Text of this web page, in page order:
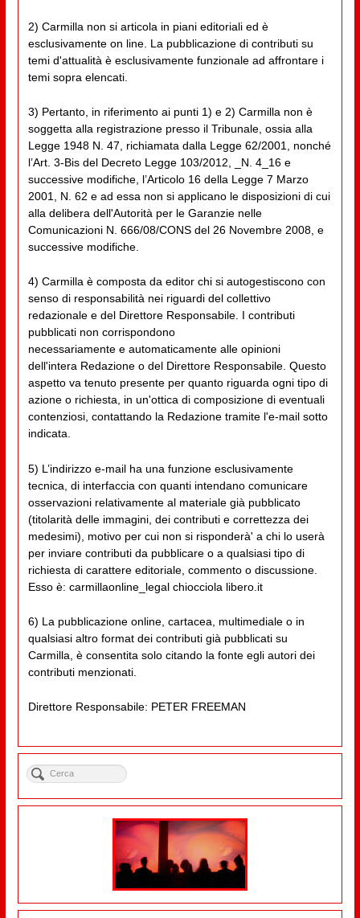
2) Carmilla non si articola in piani editoriali ed è
esclusivamente on line. La pubblicazione di contributi su
temi d'attualità è esclusivamente funzionale ad affrontare i
temi sopra elencati.
3) Pertanto, in riferimento ai punti 1) e 2) Carmilla non è
soggetta alla registrazione presso il Tribunale, ossia alla
Legge 1948 N. 47, richiamata dalla Legge 62/2001, nonché
l’Art. 3-Bis del Decreto Legge 103/2012, _N. 4_16 e
successive modifiche, l’Articolo 16 della Legge 7 Marzo
2001, N. 62 e ad essa non si applicano le disposizioni di cui
alla delibera dell'Autorità per le Garanzie nelle
Comunicazioni N. 666/08/CONS del 26 Novembre 2008, e
successive modifiche.
4) Carmilla è composta da editor chi si autogestiscono con
senso di responsabilità nei riguardi del collettivo
redazionale e del Direttore Responsabile. I contributi
pubblicati non corrispondono
necessariamente e automaticamente alle opinioni
dell'intera Redazione o del Direttore Responsabile. Questo
aspetto va tenuto presente per quanto riguarda ogni tipo di
azione o richiesta, in un'ottica di composizione di eventuali
contenziosi, contattando la Redazione tramite l'e-mail sotto
indicata.
5) L’indirizzo e-mail ha una funzione esclusivamente
tecnica, di interfaccia con quanti intendano comunicare
osservazioni relativamente al materiale già pubblicato
(titolarità delle immagini, dei contributi e correttezza dei
medesimi), motivo per cui non si risponderà' a chi lo userà
per inviare contributi da pubblicare o a qualsiasi tipo di
richiesta di carattere editoriale, commento o discussione.
Esso è: carmillaonline_legal chiocciola libero.it
6) La pubblicazione online, cartacea, multimediale o in
qualsiasi altro format dei contributi già pubblicati su
Carmilla, è consentita solo citando la fonte egli autori dei
contributi menzionati.
Direttore Responsabile: PETER FREEMAN